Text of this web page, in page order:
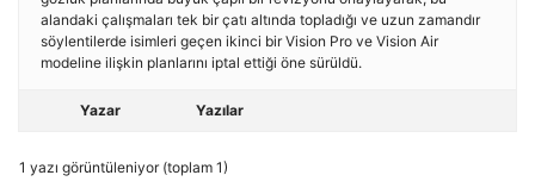
alandaki çalışmaları tek bir çatı altında topladığı ve uzun zamandır
söylentilerde isimleri geçen ikinci bir Vision Pro ve Vision Air
modeline ilişkin planlarını iptal ettiği öne sürüldü.
Yazar Yazılar
1 yazı görüntüleniyor (toplam 1)